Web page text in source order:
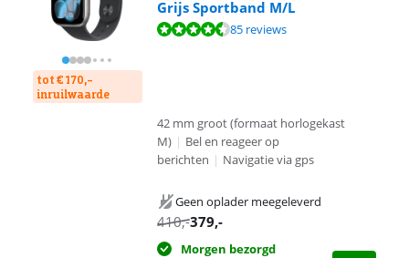
tot € 170,-
inruilwaarde
Grijs Sportband M/L
Beoordeling is 9,2 van de 10, gebaseerd op 85 reviews.
85 reviews
42 mm groot (formaat horlogekast
M) | Bel en reageer op
berichten | Navigatie via gps
Geen oplader meegeleverd
410,-379,-
Morgen bezorgd